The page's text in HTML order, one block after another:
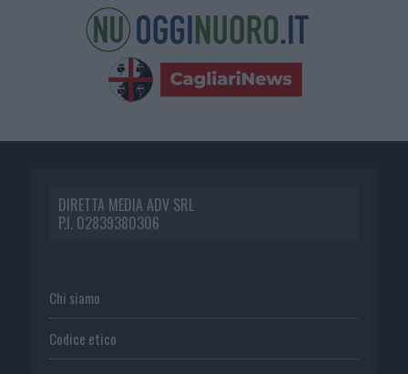
DIRETTA MEDIA ADV SRL
P.I. 02839380306
Chi siamo
Codice etico